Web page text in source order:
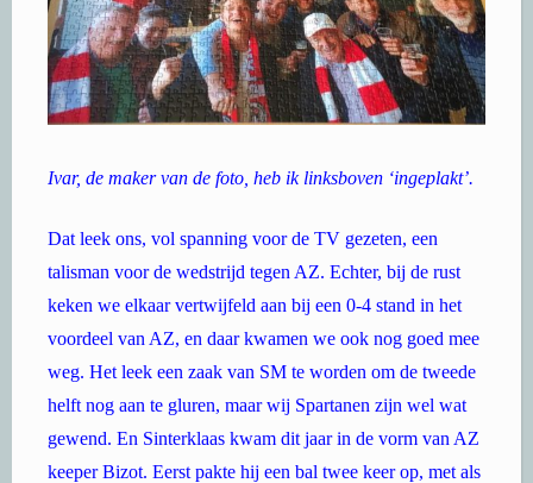
Ivar, de maker van de foto, heb ik linksboven ‘ingeplakt’.
Dat leek ons, vol spanning voor de TV gezeten, een
talisman voor de wedstrijd tegen AZ. Echter, bij de rust
keken we elkaar vertwijfeld aan bij een 0-4 stand in het
voordeel van AZ, en daar kwamen we ook nog goed mee
weg. Het leek een zaak van SM te worden om de tweede
helft nog aan te gluren, maar wij Spartanen zijn wel wat
gewend. En Sinterklaas kwam dit jaar in de vorm van AZ
keeper Bizot. Eerst pakte hij een bal twee keer op, met als